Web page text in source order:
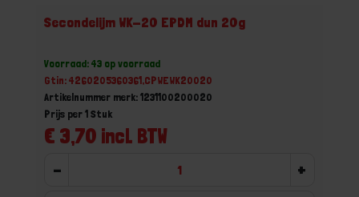
Secondelijm WK-20 EPDM dun 20g
Voorraad: 43 op voorraad
Gtin: 4260205360361,CPWEWK20020
Artikelnummer merk: 1231100200020
€ 3,70 incl. BTW
Prijs per 1 Stuk
- +